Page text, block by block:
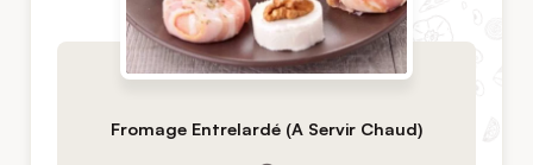
Fromage Entrelardé (A Servir Chaud)